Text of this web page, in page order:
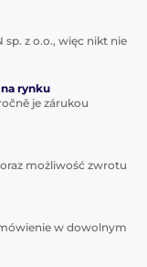
sp. z o.o., więc nikt nie
rynku
je zárukou
możliwość zwrotu
w dowolnym